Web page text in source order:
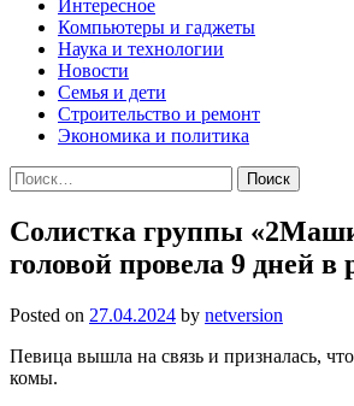
Интересное
Компьютеры и гаджеты
Наука и технологии
Новости
Семья и дети
Строительство и ремонт
Экономика и политика
Найти:
Солистка группы
головой провела 9 дней
Posted on 27.04.2024 by netversion
Певица вышла на связь и призналась,
комы.